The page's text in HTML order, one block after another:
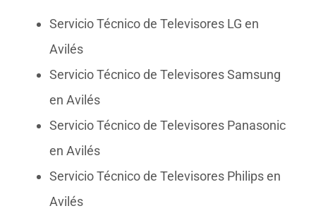
Servicio Técnico de Televisores LG en
Avilés
Servicio Técnico de Televisores Samsung
en Avilés
Servicio Técnico de Televisores Panasonic
en Avilés
Servicio Técnico de Televisores Philips en
Avilés